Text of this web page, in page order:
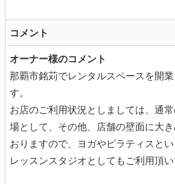
コメント
オーナー様のコメント
那覇市銘苅でレンタルスペースを開
す。
お店のご利用状況としましては、通
場として、その他、店舗の壁面に大
おりますので、ヨガやピラティスと
レッスンスタジオとしてもご利用頂い